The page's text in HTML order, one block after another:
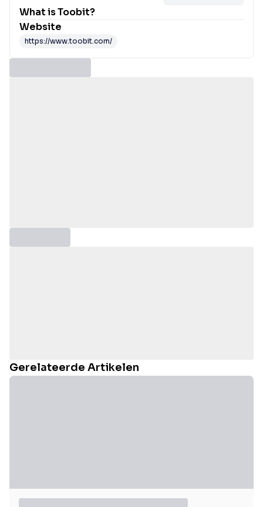
What isToobit?
Website
https://www.toobit.com/
Gerelateerde Artikelen